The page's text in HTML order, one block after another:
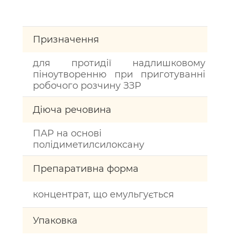
Призначення
для протидії надлишковому
піноутворенню при приготуванні
робочого розчину ЗЗР
Діюча речовина
ПАР на основі
полідиметилсилоксану
Препаративна форма
концентрат, що емульгується
Упаковка